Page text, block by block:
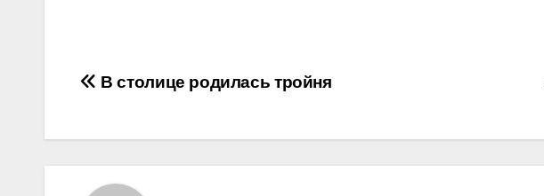
Навигация
В столице родилась тройня